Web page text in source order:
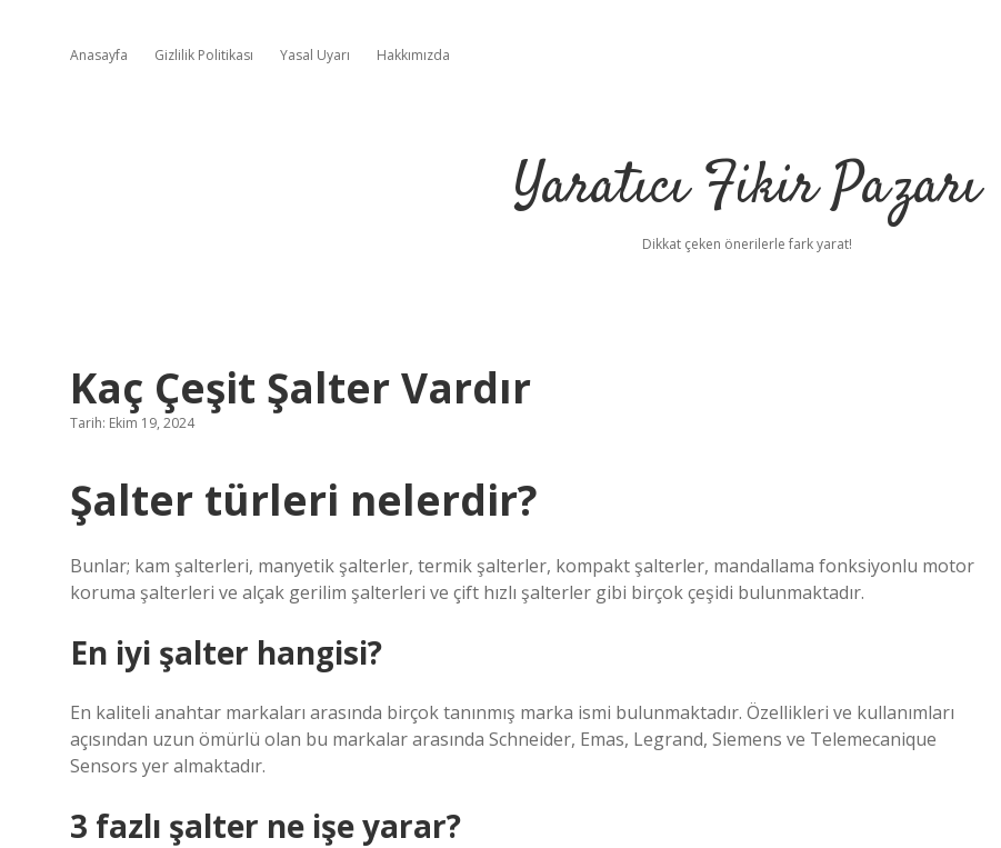
Anasayfa Gizlilik Politikası Yasal Uyarı Hakkımızda
Yaratıcı Fikir Pazarı
Dikkat çeken önerilerle fark yarat!
Kaç Çeşit Şalter Vardır
Tarih: Ekim 19, 2024
Şalter türleri nelerdir?
Bunlar; kam şalterleri, manyetik şalterler, termik şalterler, kompakt şalterler, mandallama fonksiyonlu motor
koruma şalterleri ve alçak gerilim şalterleri ve çift hızlı şalterler gibi birçok çeşidi bulunmaktadır.
En iyi şalter hangisi?
En kaliteli anahtar markaları arasında birçok tanınmış marka ismi bulunmaktadır. Özellikleri ve kullanımları
açısından uzun ömürlü olan bu markalar arasında Schneider, Emas, Legrand, Siemens ve Telemecanique
Sensors yer almaktadır.
3 fazlı şalter ne işe yarar?